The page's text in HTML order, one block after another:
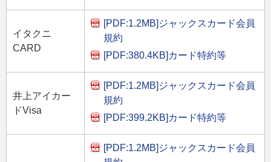
イタクニ
CARD
[PDF:1.2MB] ジャックスカード会員
規約
[PDF:380.4KB] カード特約等
井上アイカー
ドVisa
[PDF:1.2MB] ジャックスカード会員
規約
[PDF:399.2KB] カード特約等
[PDF:1.2MB] ジャックスカード会員